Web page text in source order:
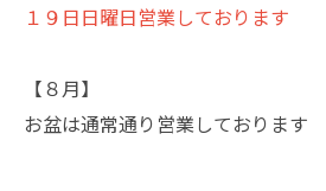
１９日日曜日営業しております
【８月】
お盆は通常通り営業しております